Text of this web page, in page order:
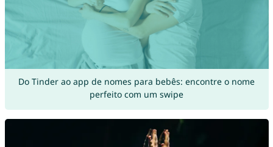
Do Tinder ao app de nomes para bebês: encontre o nome
perfeito com um swipe